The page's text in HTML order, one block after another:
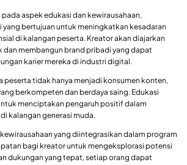
aspek edukasi dan kewirausahaan,
yang bertujuan untuk meningkatkan kesadaran
di kalangan peserta. Kreator akan diajarkan
dan membangun brand pribadi yang dapat
karier mereka di industri digital.
peserta tidak hanya menjadi konsumen konten,
berkompeten dan berdaya saing. Edukasi
menciptakan pengaruh positif dalam
kalangan generasi muda.
yang diintegrasikan dalam program
bagi kreator untuk mengeksplorasi potensi
dukungan yang tepat, setiap orang dapat